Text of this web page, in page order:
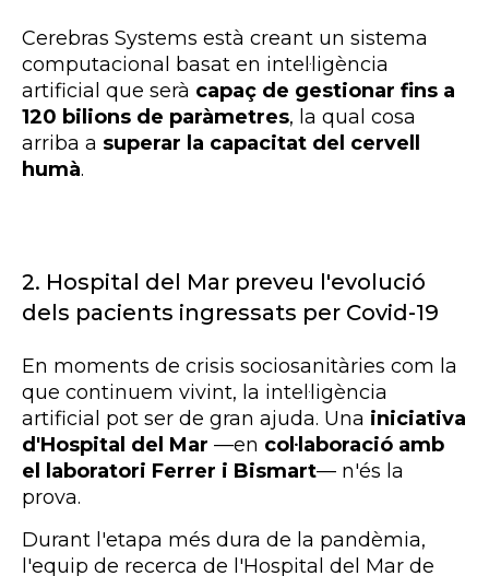
Cerebras Systems està creant un sistema
computacional basat en intel·ligència
artificial que serà capaç de gestionar fins a
120 bilions de paràmetres, la qual cosa
arriba a superar la capacitat del cervell
humà.
2. Hospital del Mar preveu l'evolució
dels pacients ingressats per Covid-19
En moments de crisis sociosanitàries com la
que continuem vivint, la intel·ligència
artificial pot ser de gran ajuda. Una iniciativa
d'Hospital del Mar —en col·laboració amb
el laboratori Ferrer i Bismart— n'és la
prova.
Durant l'etapa més dura de la pandèmia,
l'equip de recerca de l'Hospital del Mar de